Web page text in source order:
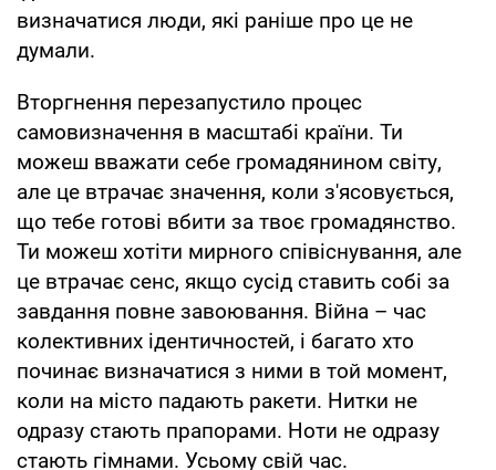
визначатися люди, які раніше про це не
думали.
Вторгнення перезапустило процес
самовизначення в масштабі країни. Ти
можеш вважати себе громадянином світу,
але це втрачає значення, коли з'ясовується,
що тебе готові вбити за твоє громадянство.
Ти можеш хотіти мирного співіснування, але
це втрачає сенс, якщо сусід ставить собі за
завдання повне завоювання. Війна – час
колективних ідентичностей, і багато хто
починає визначатися з ними в той момент,
коли на місто падають ракети. Нитки не
одразу стають прапорами. Ноти не одразу
стають гімнами. Усьому свій час.